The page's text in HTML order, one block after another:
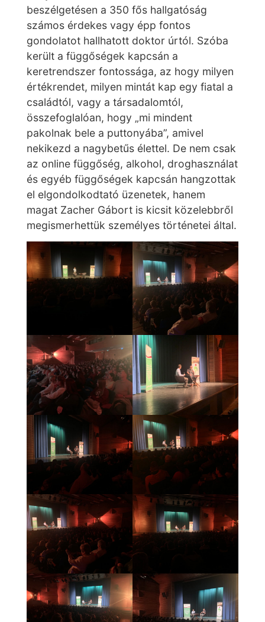
beszélgetésen a 350 fős hallgatóság
számos érdekes vagy épp fontos
gondolatot hallhatott doktor úrtól. Szóba
került a függőségek kapcsán a
keretrendszer fontossága, az hogy milyen
értékrendet, milyen mintát kap egy fiatal a
családtól, vagy a társadalomtól,
összefoglalóan, hogy „mi mindent
pakolnak bele a puttonyába”, amivel
nekikezd a nagybetűs élettel. De nem csak
az online függőség, alkohol, droghasználat
és egyéb függőségek kapcsán hangzottak
el elgondolkodtató üzenetek, hanem
magat Zacher Gábort is kicsit közelebbről
megismerhettük személyes történetei által.